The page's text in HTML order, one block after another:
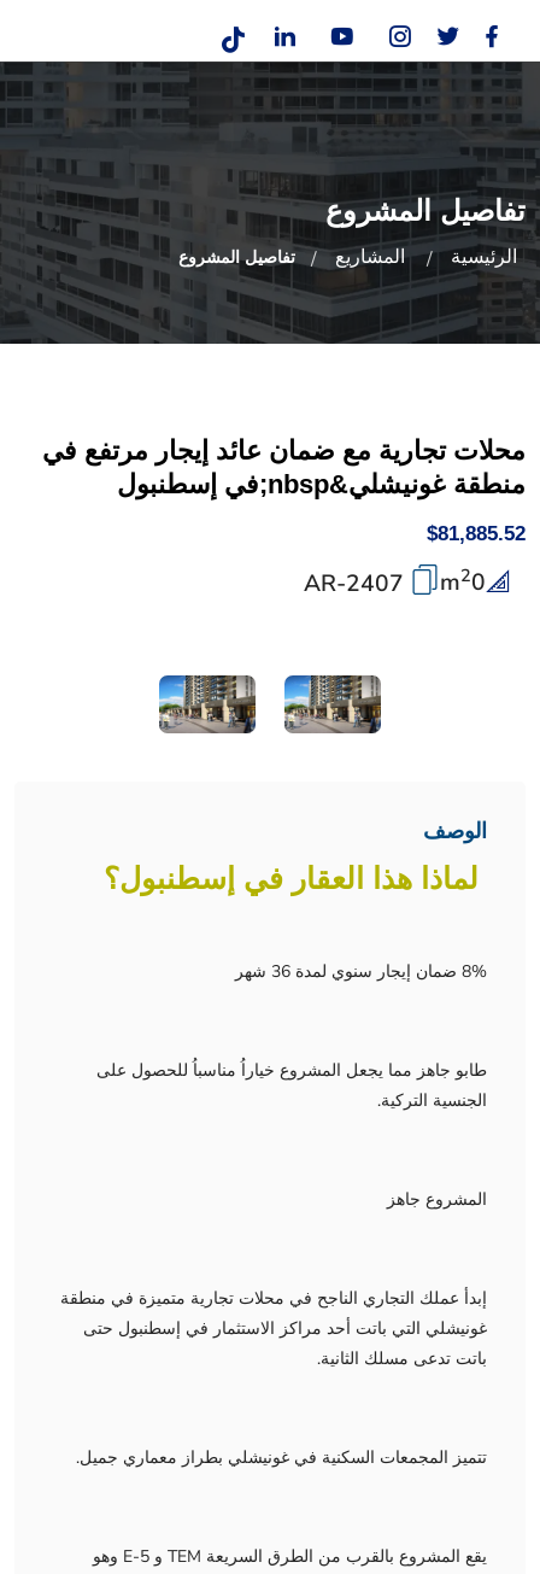
تفاصيل المشروع
الرئيسية المشاريع تفاصيل المشروع
محلات تجارية مع ضمان عائد إيجار مرتفع في
منطقة غونيشلي&nbsp;في إسطنبول
$81,885.52
0
m2
الوصف
لماذا هذا العقار في إسطنبول؟
8% ضمان إيجار سنوي لمدة 36 شهر
طابو جاهز مما يجعل المشروع خياراُ مناسباُ للحصول على
الجنسية التركية.
المشروع جاهز
إبدأ عملك التجاري الناجح في محلات تجارية متميزة في منطقة
غونيشلي التي باتت أحد مراكز الاستثمار في إسطنبول حتى
باتت تدعى مسلك الثانية.
تتميز المجمعات السكنية في غونيشلي بطراز معماري جميل.
يقع المشروع بالقرب من الطرق السريعة TEM و E-5 وهو